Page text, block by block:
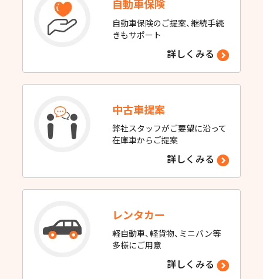
自動車保険
自動車保険のご提案、継続手続
きもサポート
詳しくみる
中古車提案
弊社スタッフがご要望に沿って
在庫車からご提案
詳しくみる
レンタカー
軽自動車、軽貨物、ミニバン等
多様にご用意
詳しくみる